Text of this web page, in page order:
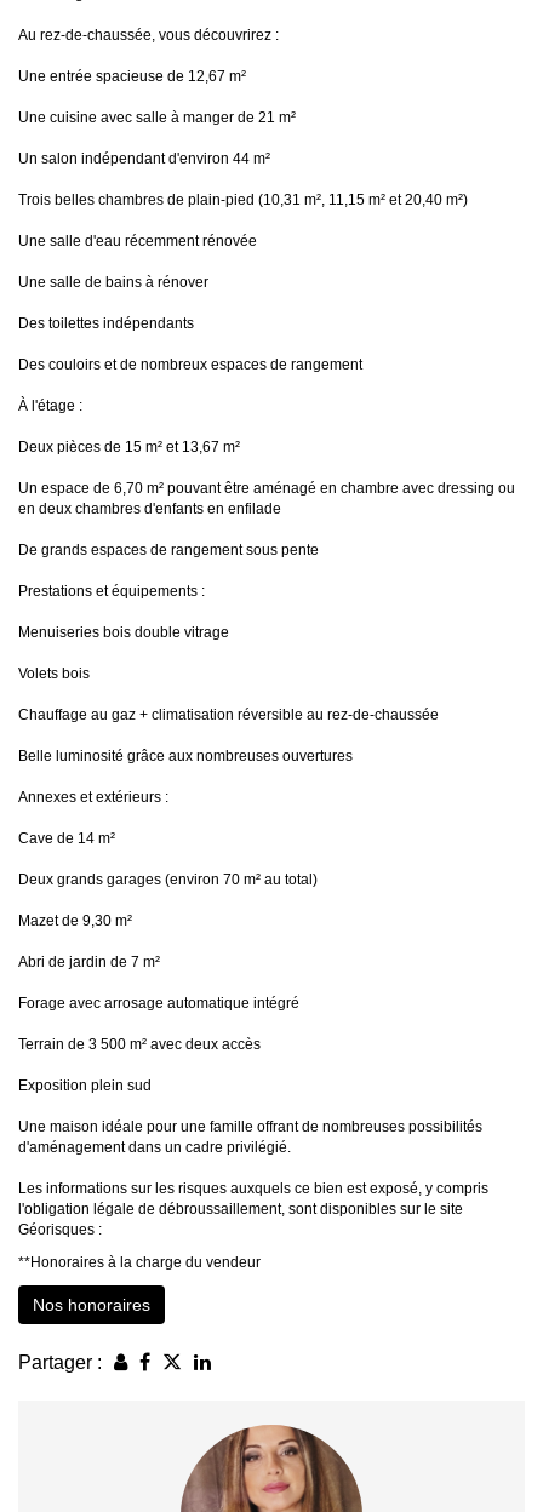
Au rez-de-chaussée, vous découvrirez :
Une entrée spacieuse de 12,67 m²
Une cuisine avec salle à manger de 21 m²
Un salon indépendant d'environ 44 m²
Trois belles chambres de plain-pied (10,31 m², 11,15 m² et 20,40 m²)
Une salle d'eau récemment rénovée
Une salle de bains à rénover
Des toilettes indépendants
Des couloirs et de nombreux espaces de rangement
À l'étage :
Deux pièces de 15 m² et 13,67 m²
Un espace de 6,70 m² pouvant être aménagé en chambre avec dressing ou
en deux chambres d'enfants en enfilade
De grands espaces de rangement sous pente
Prestations et équipements :
Menuiseries bois double vitrage
Volets bois
Chauffage au gaz + climatisation réversible au rez-de-chaussée
Belle luminosité grâce aux nombreuses ouvertures
Annexes et extérieurs :
Cave de 14 m²
Deux grands garages (environ 70 m² au total)
Mazet de 9,30 m²
Abri de jardin de 7 m²
Forage avec arrosage automatique intégré
Terrain de 3 500 m² avec deux accès
Exposition plein sud
Une maison idéale pour une famille offrant de nombreuses possibilités
d'aménagement dans un cadre privilégié.
Les informations sur les risques auxquels ce bien est exposé, y compris
l'obligation légale de débroussaillement, sont disponibles sur le site
Géorisques :
**Honoraires à la charge du vendeur
Nos honoraires
Partager :